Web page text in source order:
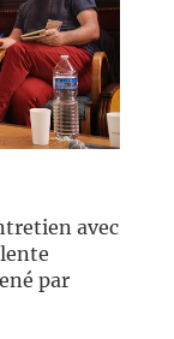
avec
par